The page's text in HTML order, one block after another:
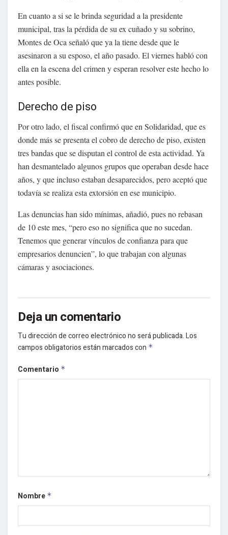
En cuanto a si se le brinda seguridad a la presidente
municipal, tras la pérdida de su ex cuñado y su sobrino,
Montes de Oca señaló que ya la tiene desde que le
asesinaron a su esposo, el año pasado. El viernes habló con
ella en la escena del crimen y esperan resolver este hecho lo
antes posible.
Derecho de piso
Por otro lado, el fiscal confirmó que en Solidaridad, que es
donde más se presenta el cobro de derecho de piso, existen
tres bandas que se disputan el control de esta actividad. Ya
han desmantelado algunos grupos que operaban desde hace
años, y que incluso estaban desaparecidos, pero aceptó que
todavía se realiza esta extorsión en ese municipio.
Las denuncias han sido mínimas, añadió, pues no rebasan
de 10 este mes, “pero eso no significa que no sucedan.
Tenemos que generar vínculos de confianza para que
empresarios denuncien”, lo que trabajan con algunas
cámaras y asociaciones.
Deja un comentario
Tu dirección de correo electrónico no será publicada.Los
campos obligatorios están marcados con *
Comentario *
Nombre *